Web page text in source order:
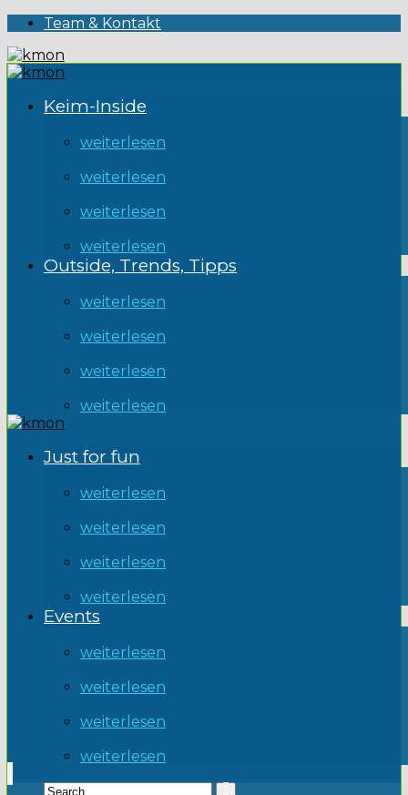
Team & Kontakt
Keim-Inside
weiterlesen
weiterlesen
weiterlesen
weiterlesen
Outside, Trends, Tipps
weiterlesen
weiterlesen
weiterlesen
weiterlesen
Just for fun
weiterlesen
weiterlesen
weiterlesen
weiterlesen
Events
weiterlesen
weiterlesen
weiterlesen
weiterlesen